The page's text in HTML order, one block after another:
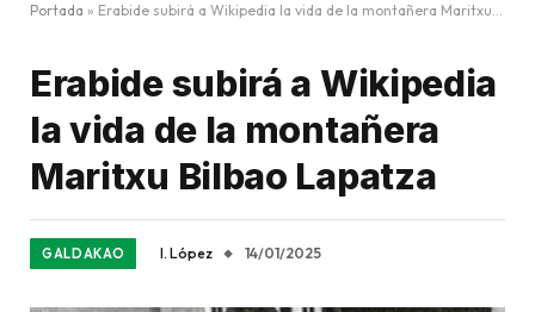
Portada » Erabide subirá a Wikipedia la vida de la montañera Maritxu Bilbao Lapatza
Erabide subirá a Wikipedia
la vida de la montañera
Maritxu Bilbao Lapatza
GALDAKAO I. López 14/01/2025